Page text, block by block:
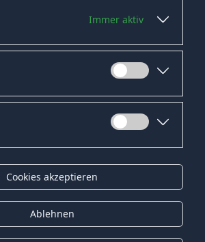
Immer aktiv
Cookies akzeptieren
Ablehnen
Datenschutz
Impressum
Kontakt
Gender-Hinweis